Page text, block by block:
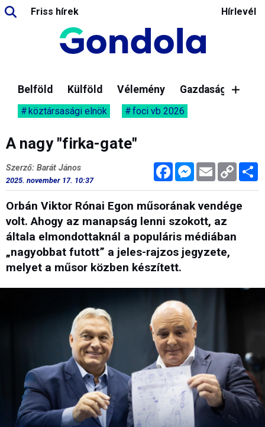
Friss hírek Hírlevél
Belföld Külföld Vélemény Gazdaság
köztársasági elnök foci vb 2026
A nagy "firka-gate"
FacebookMessenger
Email Copy
Link
Szerző: Barát János
2025. november 17. 10:37
Orbán Viktor Rónai Egon műsorának vendége
volt. Ahogy az manapság lenni szokott, az
általa elmondottaknál a populáris médiában
„nagyobbat futott” a jeles-rajzos jegyzete,
melyet a műsor közben készített.